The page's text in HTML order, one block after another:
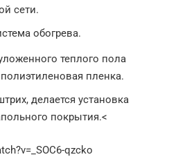
сети.
обогрева.
теплого пола
пленка.
делается установка
покрытия.<
qzcko